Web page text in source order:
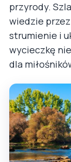
przyrody.
wiedzie
strumienie i
wycieczkę
dla